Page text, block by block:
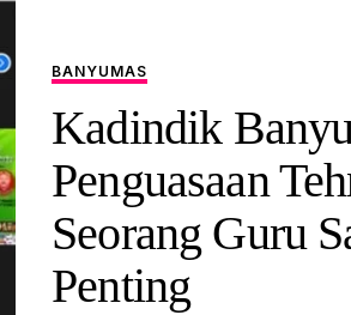
BANYUMAS
Kadindik
Penguasaan
Seorang Guru
Penting